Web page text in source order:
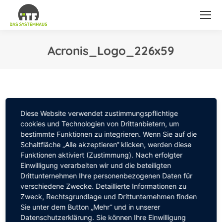
Acronis_Logo_226x59
Diese Website verwendet zustimmungspflichtige
cookies und Technologien von Drittanbietern, um
bestimmte Funktionen zu integrieren. Wenn Sie auf die
Schaltfläche „Alle akzeptieren“ klicken, werden diese
Funktionen aktiviert (Zustimmung). Nach erfolgter
Einwilligung verarbeiten wir und die beteiligten
Drittunternehmen Ihre personenbezogenen Daten für
verschiedene Zwecke. Detaillierte Informationen zu
Zweck, Rechtsgrundlage und Drittunternehmen finden
Sie unter dem Button „Mehr“ und in unserer
Datenschutzerklärung. Sie können Ihre Einwilligung